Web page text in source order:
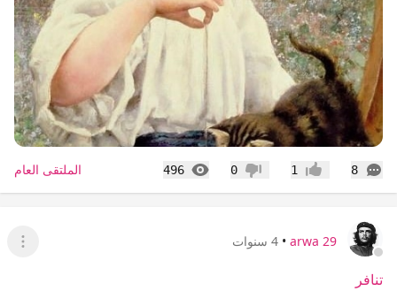
8
التعليقات إعجاب1 عدم إعجاب
0
496
المشاهدات الملتقى العام
arwa 29
• 4 سنوات
عرض
تنافر